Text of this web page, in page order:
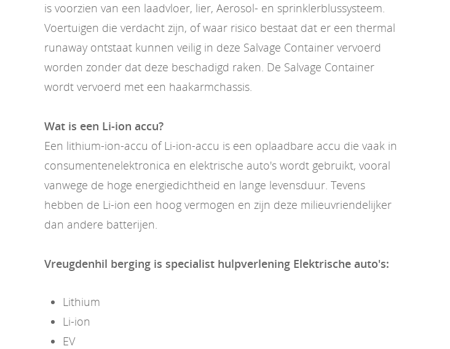
is voorzien van een laadvloer, lier, Aerosol- en sprinklerblussysteem.
Voertuigen die verdacht zijn, of waar risico bestaat dat er een thermal
runaway ontstaat kunnen veilig in deze Salvage Container vervoerd
worden zonder dat deze beschadigd raken. De Salvage Container
wordt vervoerd met een haakarmchassis.
Wat is een Li-ion accu?
Een lithium-ion-accu of Li-ion-accu is een oplaadbare accu die vaak in
consumentenelektronica en elektrische auto's wordt gebruikt, vooral
vanwege de hoge energiedichtheid en lange levensduur. Tevens
hebben de Li-ion een hoog vermogen en zijn deze milieuvriendelijker
dan andere batterijen.
Vreugdenhil berging is specialist hulpverlening Elektrische auto's:
Lithium
Li-ion
EV